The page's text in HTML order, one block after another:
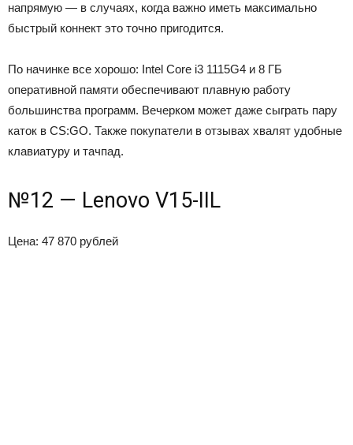
напрямую — в случаях, когда важно иметь максимально
быстрый коннект это точно пригодится.
По начинке все хорошо: Intel Core i3 1115G4 и 8 ГБ
оперативной памяти обеспечивают плавную работу
большинства программ. Вечерком может даже сыграть пару
каток в CS:GO. Также покупатели в отзывах хвалят удобные
клавиатуру и тачпад.
№12 — Lenovo V15-IIL
Цена: 47 870 рублей